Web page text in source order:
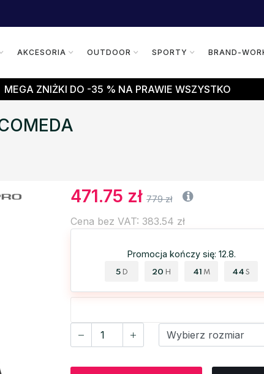
AKCESORIA OUTDOOR SPORTY BRAND-
MEGA ZNIŻKI DO -35 % NA PRAWIE WSZYSTKO
471.75 zł 779 zł
Cena bez VAT: 383.54 zł
Promocja kończy się: 12.8.
5 D 20 H 41 M 43 S